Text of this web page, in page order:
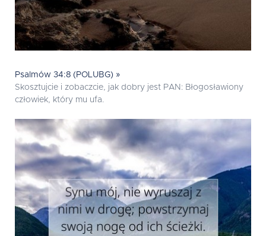
Psalmów 34:8 (POLUBG) »
Skosztujcie i zobaczcie, jak dobry jest PAN: Błogosławiony
człowiek, który mu ufa.